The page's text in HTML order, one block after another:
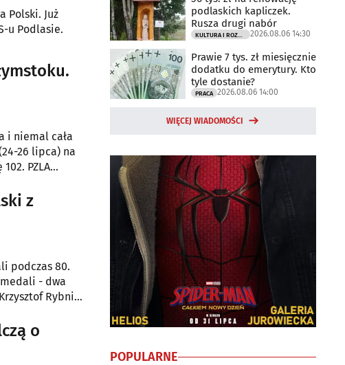
Polski. Już
u Podlasie.
i niemal cała
26 lipca) na
PZLA
Europy.
z
podczas 80.
medali - dwa
Rybnik
o
podlaskich kapliczek.
Rusza drugi nabór
2026.08.06 14:30
Prawie 7 tys. zł miesięcznie
dodatku do emerytury. Kto
tyle dostanie?
PRACA 2026.08.06 14:00
WIĘCEJ WIADOMOŚCI
POPULARNE